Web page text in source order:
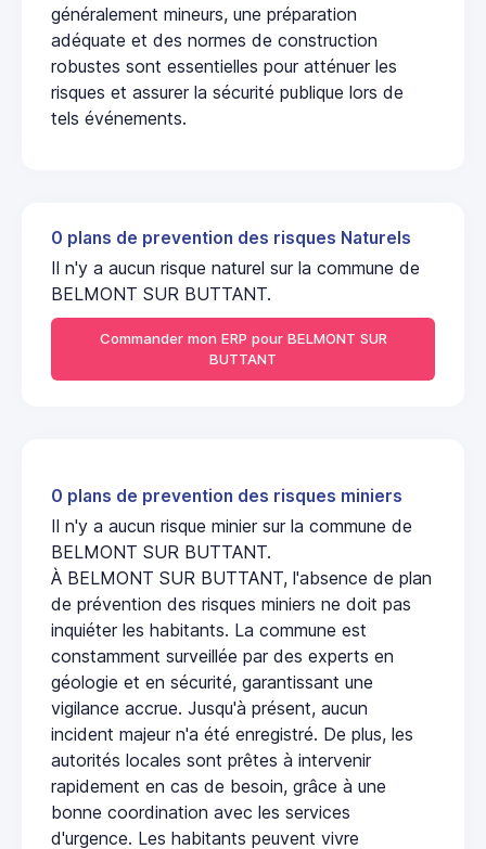
généralement mineurs, une préparation
adéquate et des normes de construction
robustes sont essentielles pour atténuer les
risques et assurer la sécurité publique lors de
tels événements.
0 plans de prevention des risques Naturels
Il n'y a aucun risque naturel sur la commune de
BELMONT SUR BUTTANT.
Commander mon ERP pour BELMONT SUR
BUTTANT
0 plans de prevention des risques miniers
Il n'y a aucun risque minier sur la commune de
BELMONT SUR BUTTANT.
À BELMONT SUR BUTTANT, l'absence de plan
de prévention des risques miniers ne doit pas
inquiéter les habitants. La commune est
constamment surveillée par des experts en
géologie et en sécurité, garantissant une
vigilance accrue. Jusqu'à présent, aucun
incident majeur n'a été enregistré. De plus, les
autorités locales sont prêtes à intervenir
rapidement en cas de besoin, grâce à une
bonne coordination avec les services
d'urgence. Les habitants peuvent vivre